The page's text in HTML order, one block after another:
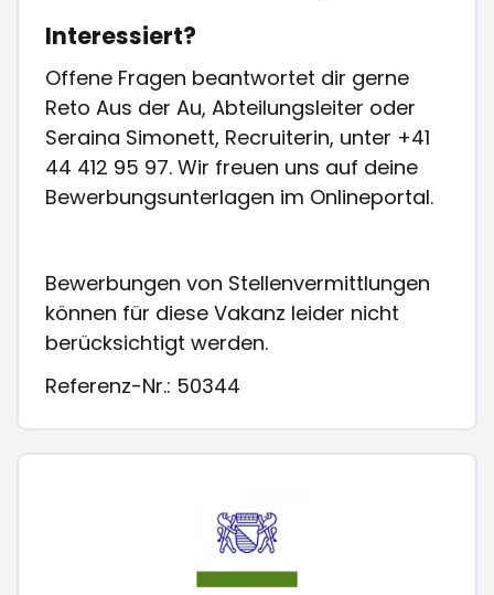
Interessiert?
Offene Fragen beantwortet dir gerne
Reto Aus der Au, Abteilungsleiter oder
Seraina Simonett, Recruiterin, unter +41
44 412 95 97. Wir freuen uns auf deine
Bewerbungsunterlagen im Onlineportal.
Bewerbungen von Stellenvermittlungen
können für diese Vakanz leider nicht
berücksichtigt werden.
Referenz-Nr.: 50344